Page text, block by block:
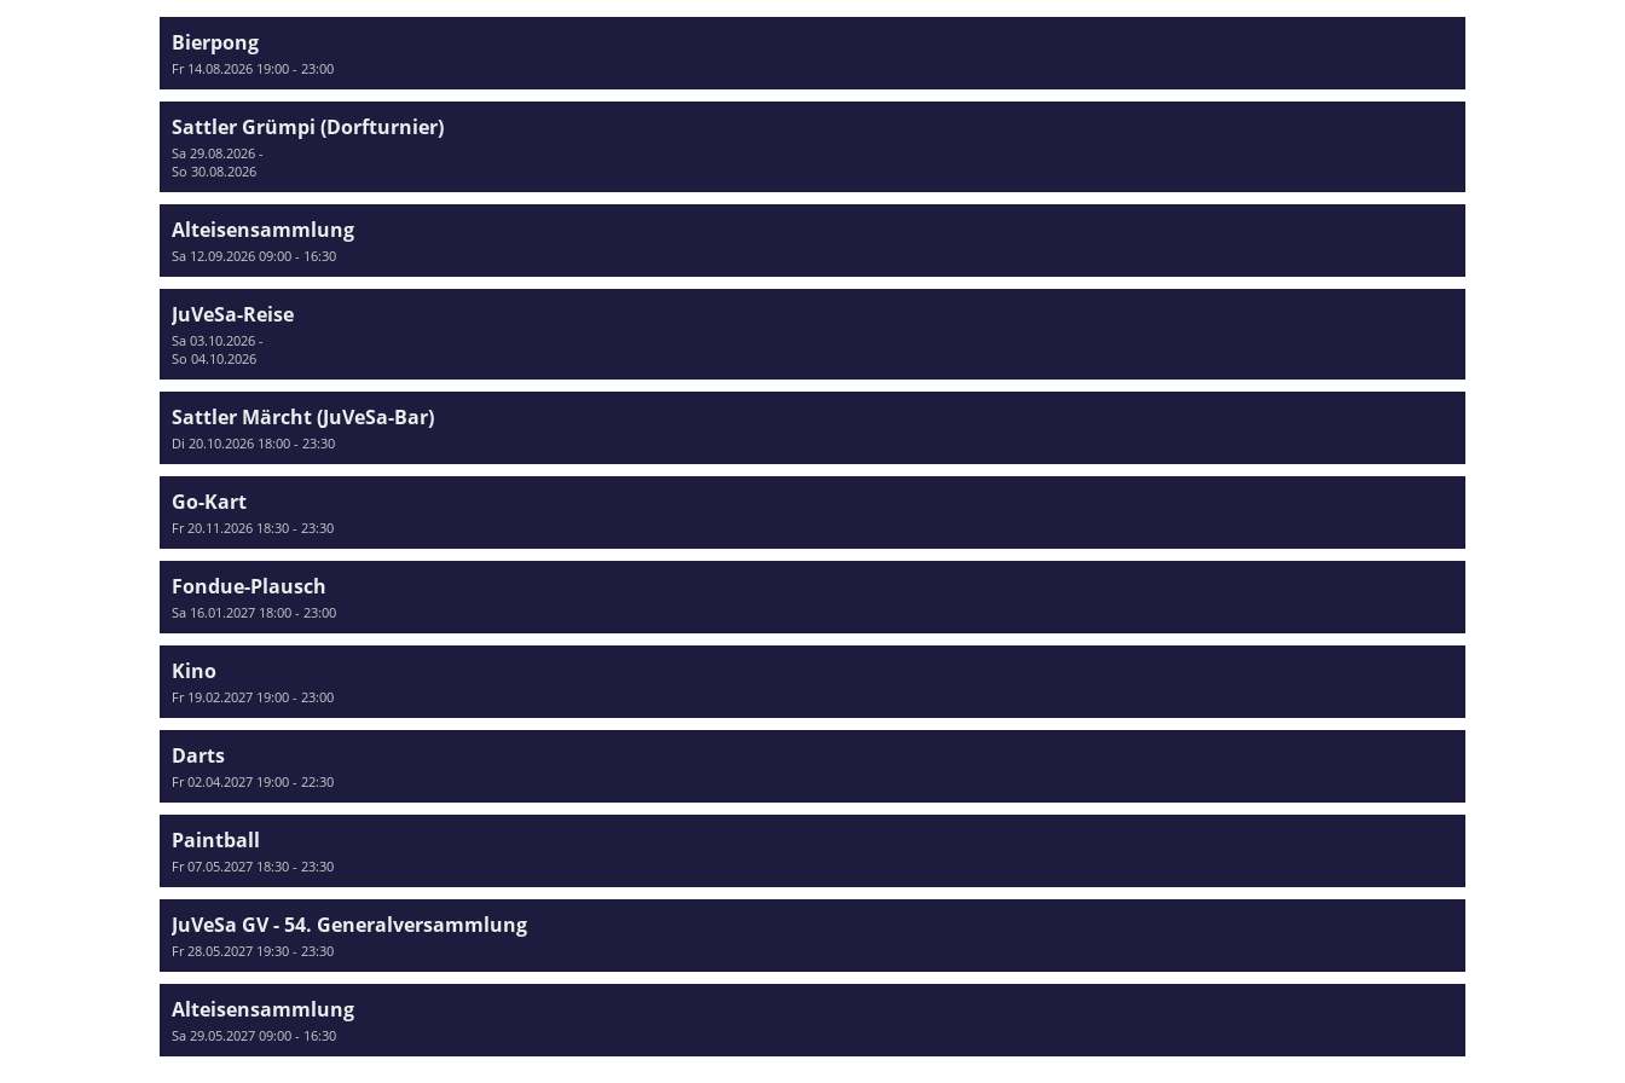
Bierpong
Fr 14.08.2026 19:00 - 23:00
Sattler Grümpi (Dorfturnier)
Sa 29.08.2026 -
So 30.08.2026
Alteisensammlung
Sa 12.09.2026 09:00 - 16:30
JuVeSa-Reise
Sa 03.10.2026 -
So 04.10.2026
Sattler Märcht (JuVeSa-Bar)
Di 20.10.2026 18:00 - 23:30
Go-Kart
Fr 20.11.2026 18:30 - 23:30
Fondue-Plausch
Sa 16.01.2027 18:00 - 23:00
Kino
Fr 19.02.2027 19:00 - 23:00
Darts
Fr 02.04.2027 19:00 - 22:30
Paintball
Fr 07.05.2027 18:30 - 23:30
JuVeSa GV - 54. Generalversammlung
Fr 28.05.2027 19:30 - 23:30
Alteisensammlung
Sa 29.05.2027 09:00 - 16:30